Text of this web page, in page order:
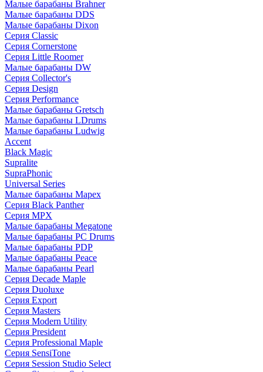
Малые барабаны Brahner
Малые барабаны DDS
Малые барабаны Dixon
Серия Classic
Серия Cornerstone
Серия Little Roomer
Малые барабаны DW
Серия Collector's
Серия Design
Серия Performance
Малые барабаны Gretsch
Малые барабаны LDrums
Малые барабаны Ludwig
Accent
Black Magic
Supralite
SupraPhonic
Universal Series
Малые барабаны Mapex
Серия Black Panther
Серия MPX
Малые барабаны Megatone
Малые барабаны PC Drums
Малые барабаны PDP
Малые барабаны Peace
Малые барабаны Pearl
Серия Decade Maple
Серия Duoluxe
Серия Export
Серия Masters
Серия Modern Utility
Серия President
Серия Professional Maple
Серия SensiTone
Серия Session Studio Select